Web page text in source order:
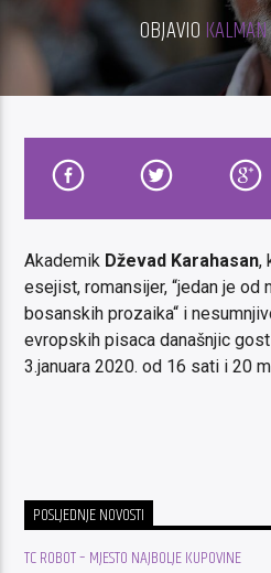
OBJAVIO KALMAN
Akademik Dževad Karahasan,
esejist, romansijer, “jedan je od
bosanskih prozaika“ i
evropskih pisaca današnjic
3.januara 2020. od 16 sati i 20
POSLJEDNJE NOVOSTI
TC ROBOT – MJESTO NAJBOLJE KUPOVINE